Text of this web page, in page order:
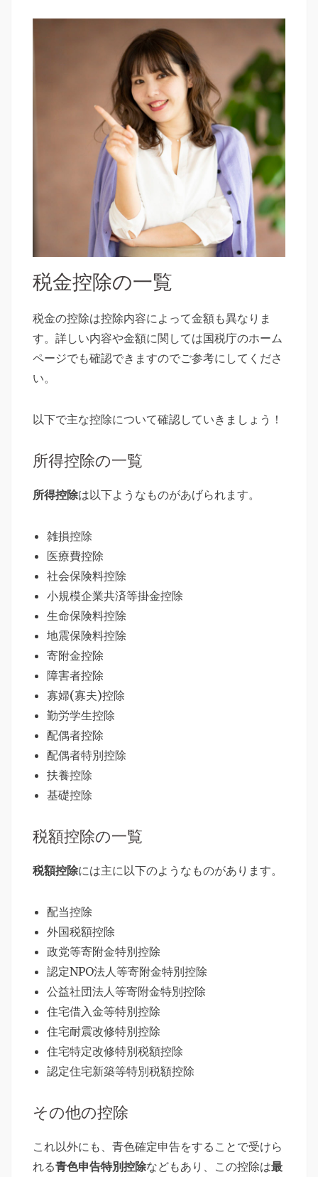
税金控除の一覧
税金の控除は控除内容によって金額も異なりま
す。詳しい内容や金額に関しては国税庁のホーム
ページでも確認できますのでご参考にしてくださ
い。
以下で主な控除について確認していきましょう！
所得控除の一覧
所得控除は以下ようなものがあげられます。
雑損控除
医療費控除
社会保険料控除
小規模企業共済等掛金控除
生命保険料控除
地震保険料控除
寄附金控除
障害者控除
寡婦(寡夫)控除
勤労学生控除
配偶者控除
配偶者特別控除
扶養控除
基礎控除
税額控除の一覧
税額控除には主に以下のようなものがあります。
配当控除
外国税額控除
政党等寄附金特別控除
認定NPO法人等寄附金特別控除
公益社団法人等寄附金特別控除
住宅借入金等特別控除
住宅耐震改修特別控除
住宅特定改修特別税額控除
認定住宅新築等特別税額控除
その他の控除
これ以外にも、青色確定申告をすることで受けら
れる青色申告特別控除などもあり、この控除は最